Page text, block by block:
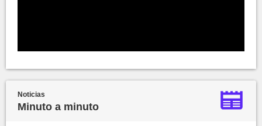
Noticias
Minuto a minuto